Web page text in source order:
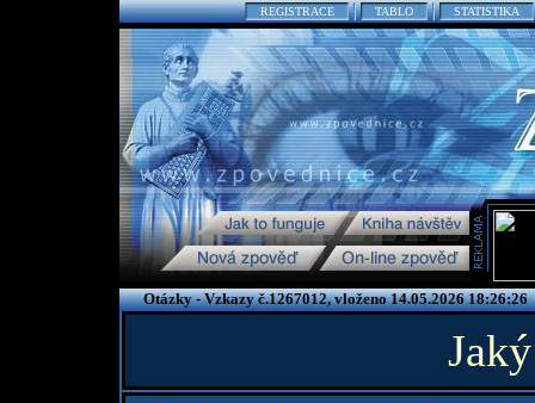
REGISTRACE TABLO STATISTIKA
Otázky - Vzkazy č.1267012, vloženo 14.05.2026 18:26:26